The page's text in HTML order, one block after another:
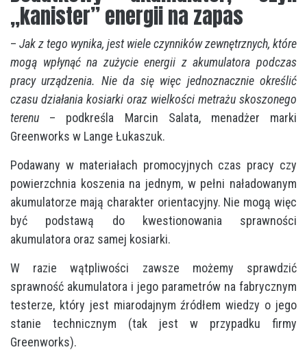
„kanister” energii na zapas
– Jak z tego wynika, jest wiele czynników zewnętrznych, które
mogą wpłynąć na zużycie energii z akumulatora podczas
pracy urządzenia. Nie da się więc jednoznacznie określić
czasu działania kosiarki oraz wielkości metrażu skoszonego
terenu – podkreśla Marcin Salata, menadżer marki
Greenworks w Lange Łukaszuk.
Podawany w materiałach promocyjnych czas pracy czy
powierzchnia koszenia na jednym, w pełni naładowanym
akumulatorze mają charakter orientacyjny. Nie mogą więc
być podstawą do kwestionowania sprawności
akumulatora oraz samej kosiarki.
W razie wątpliwości zawsze możemy sprawdzić
sprawność akumulatora i jego parametrów na fabrycznym
testerze, który jest miarodajnym źródłem wiedzy o jego
stanie technicznym (tak jest w przypadku firmy
Greenworks).